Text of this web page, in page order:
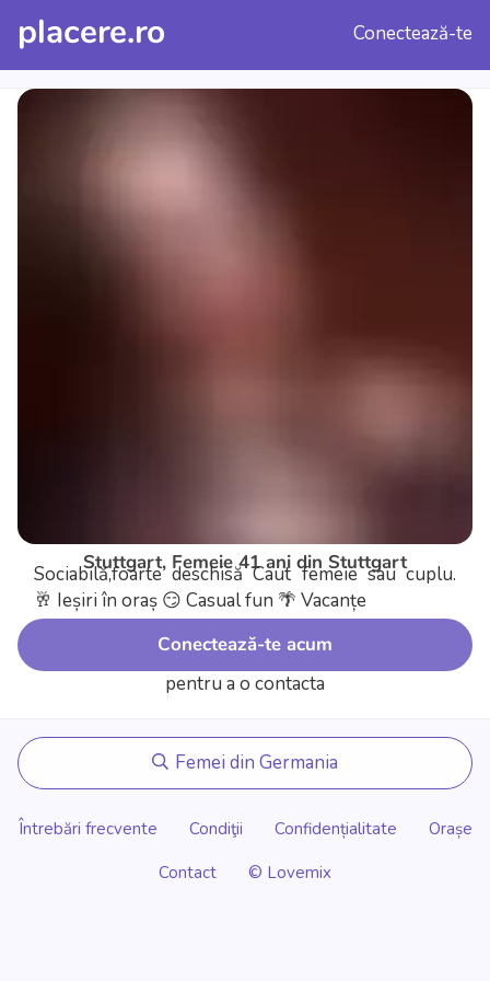
placere.ro Conectează-te
Stuttgart, Femeie 41 ani din Stuttgart
Sociabilă,foarte deschisă Caut femeie sau cuplu.
🥂 Ieșiri în oraș 😏 Casual fun 🌴 Vacanțe
Conectează-te acum
pentru a o contacta
Femei din Germania
Întrebări frecvente Condiţii Confidențialitate
Orașe
Contact
© Lovemix